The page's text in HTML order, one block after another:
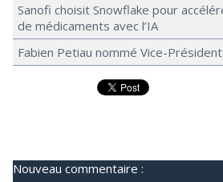
Sanofi choisit Snowflake pour
de médicaments avec l’IA
Fabien Petiau nommé Vice-
Nouveau commentaire :